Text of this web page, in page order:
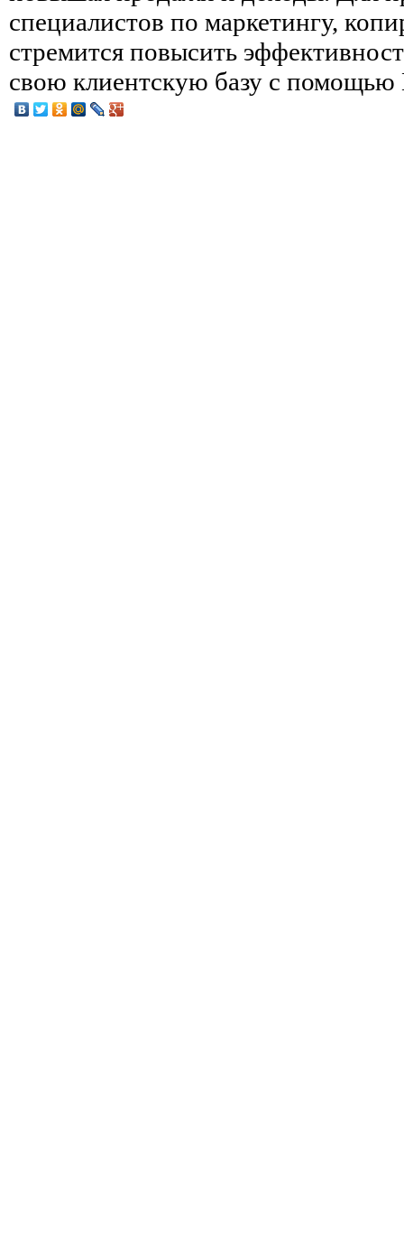
специалистов по маркетингу,
стремится повысить
свою клиентскую базу с